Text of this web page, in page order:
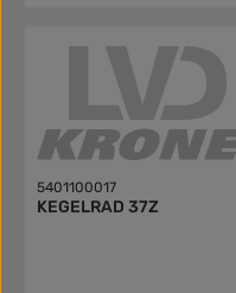
5401100017
KEGELRAD 37Z